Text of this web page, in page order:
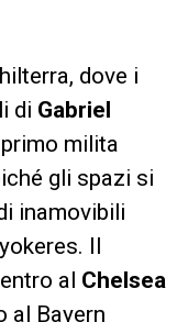
dove i
di Gabriel
milita
gli spazi si
inamovibili
Il
al Chelsea
al Bayern